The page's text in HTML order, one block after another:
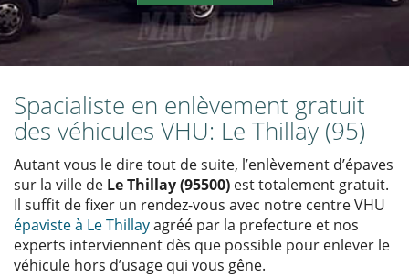
Spacialiste en enlèvement gratuit
des véhicules VHU: Le Thillay (95)
Autant vous le dire tout de suite, l’enlèvement d’épaves
sur la ville de Le Thillay (95500) est totalement gratuit.
Il suffit de fixer un rendez-vous avec notre centre VHU
épaviste à Le Thillayagréé par la prefecture et nos
experts interviennent dès que possible pour enlever le
véhicule hors d’usage qui vous gêne.